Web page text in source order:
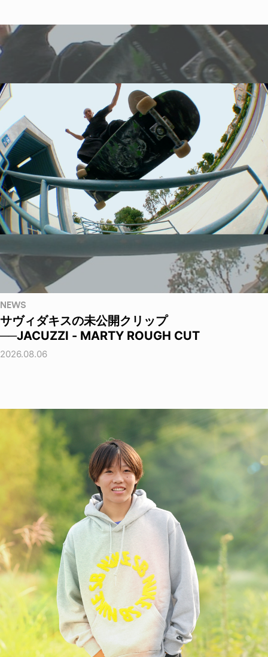
NEWS
サヴィダキスの未公開クリップ
──JACUZZI - MARTY ROUGH CUT
2026.08.06